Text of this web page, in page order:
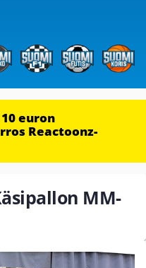
euron
Reactoonz-
MM-